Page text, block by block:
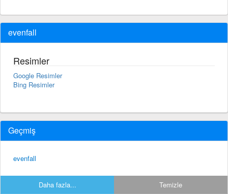
evenfall
Resimler
Google Resimler
Bing Resimler
Geçmiş
evenfall
Daha fazla... Temizle